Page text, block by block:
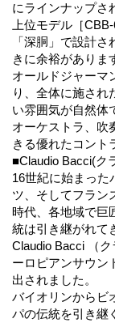
にラインナップさ
上位モデル［
「深胴」で設計
きに余裕がありま
オールドジャーマ
り、全体に施され
い雰囲気が自然体
オーケストラ、吹
きる優れたコント
■Claudio Bacci(ク
16世紀に始まった
ツ、そしてフラ
時代、各地域で巨
統は引き継がれて
Claudio Bacci （
ーロピアンサウン
出されました。
バイオリンからビ
パの伝統を引き継